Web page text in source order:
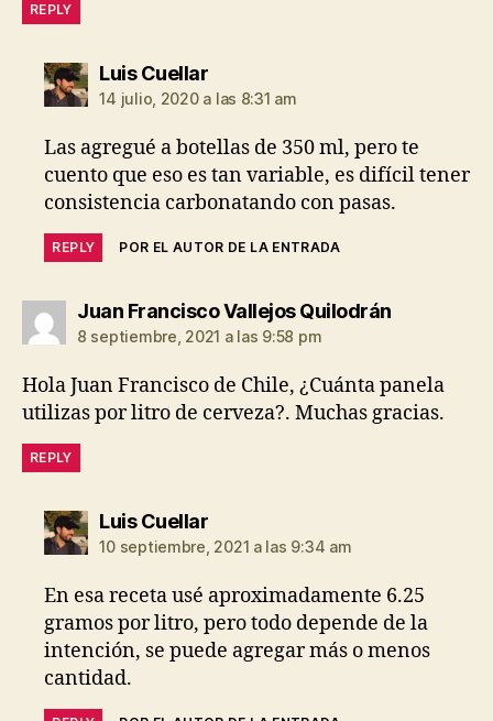
REPLY
Luis Cuellardice:
14 julio, 2020 a las 8:31 am
Las agregué a botellas de 350 ml, pero te
cuento que eso es tan variable, es difícil tener
consistencia carbonatando con pasas.
REPLY POR EL AUTOR DE LA ENTRADA
Juan Francisco Vallejos Quilodrándice:
8 septiembre, 2021 a las 9:58 pm
Hola Juan Francisco de Chile, ¿Cuánta panela
utilizas por litro de cerveza?. Muchas gracias.
REPLY
Luis Cuellardice:
10 septiembre, 2021 a las 9:34 am
En esa receta usé aproximadamente 6.25
gramos por litro, pero todo depende de la
intención, se puede agregar más o menos
cantidad.